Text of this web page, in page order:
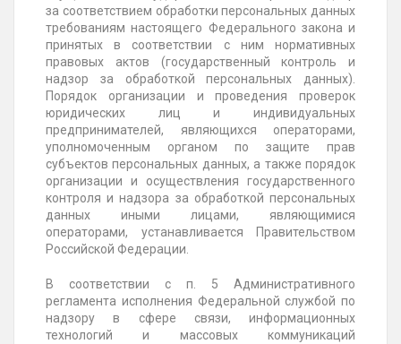
за соответствием обработки персональных данных
требованиям настоящего Федерального закона и
принятых в соответствии с ним нормативных
правовых актов (государственный контроль и
надзор за обработкой персональных данных).
Порядок организации и проведения проверок
юридических лиц и индивидуальных
предпринимателей, являющихся операторами,
уполномоченным органом по защите прав
субъектов персональных данных, а также порядок
организации и осуществления государственного
контроля и надзора за обработкой персональных
данных иными лицами, являющимися
операторами, устанавливается Правительством
Российской Федерации.
В соответствии с п. 5 Административного
регламента исполнения Федеральной службой по
надзору в сфере связи, информационных
технологий и массовых коммуникаций